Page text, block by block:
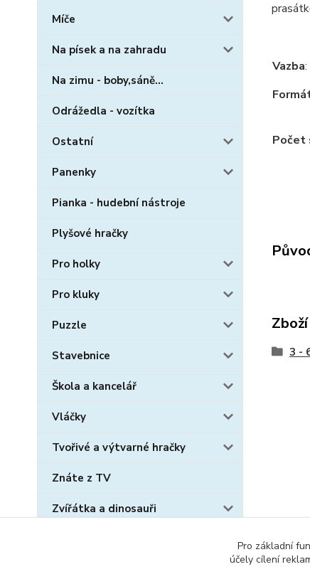
Míče
Na písek a na zahradu
Na zimu - boby,sáně...
Odrážedla - vozítka
Ostatní
Panenky
Pianka - hudební nástroje
Plyšové hračky
Pro holky
Pro kluky
Puzzle
Stavebnice
Škola a kancelář
Vláčky
Tvořivé a výtvarné hračky
Znáte z TV
Zvířátka a dinosauři
Vazba:
Počet
3 -
Pro základní
účely cílení